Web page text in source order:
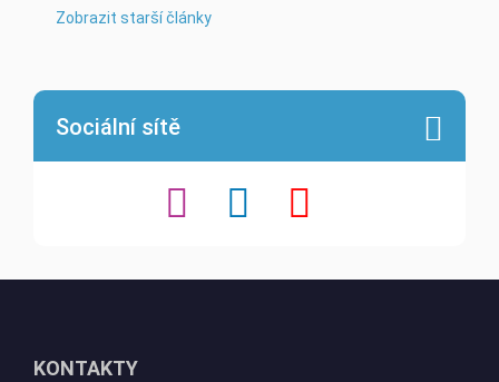
Zobrazit starší články
Sociální sítě
KONTAKTY